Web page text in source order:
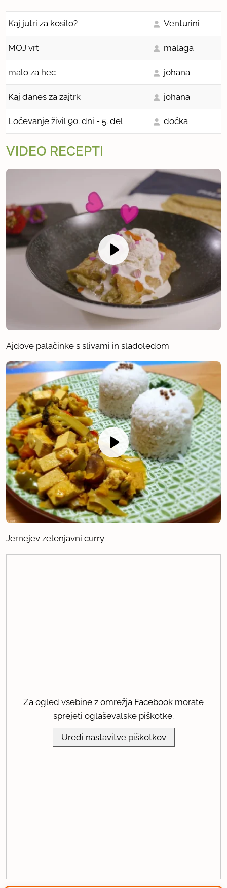
Kaj jutri za kosilo? Venturini
MOJ vrt malaga
malo za hec johana
Kaj danes za zajtrk johana
Ločevanje živil 90. dni - 5. del dočka
VIDEO RECEPTI
Ajdove palačinke s slivami in sladoledom
Jernejev zelenjavni curry
Za ogled vsebine z omrežja Facebook morate
sprejeti oglaševalske piškotke.
Uredi nastavitve piškotkov